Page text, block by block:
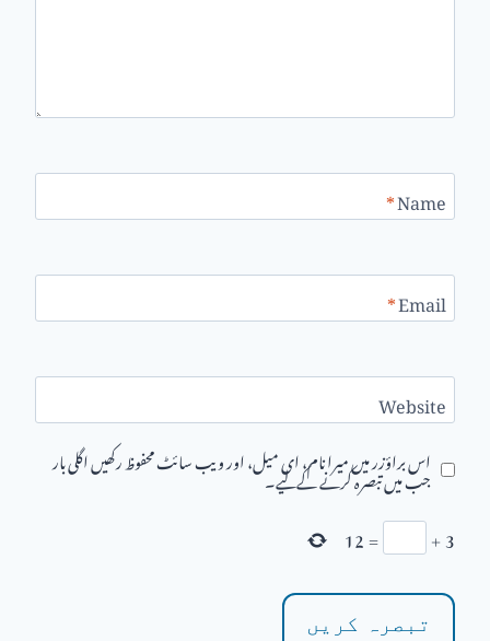
Name
*
Email
*
Website
اس براؤزر میں میرا نام، ای میل، اور ویب سائٹ محفوظ رکھیں اگلی بار
جب میں تبصرہ کرنے کےلیے۔
3
+
=
12